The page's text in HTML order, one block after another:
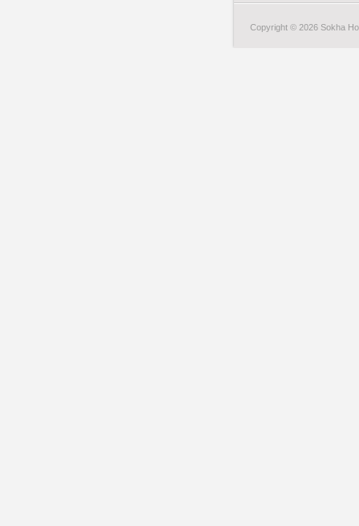
Copyright © 2026 Sokha